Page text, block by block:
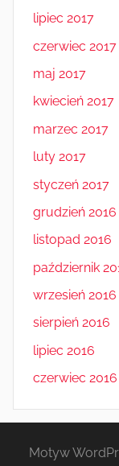
lipiec 2017
czerwiec 2017
maj 2017
kwiecień 2017
marzec 2017
luty 2017
styczeń 2017
grudzień 2016
listopad 2016
październik
wrzesień 2016
sierpień 2016
lipiec 2016
czerwiec 2016
Motyw